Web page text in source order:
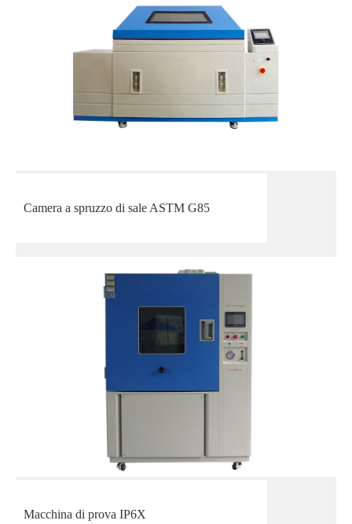
Camera a spruzzo di sale ASTM G85
Macchina di prova IP6X